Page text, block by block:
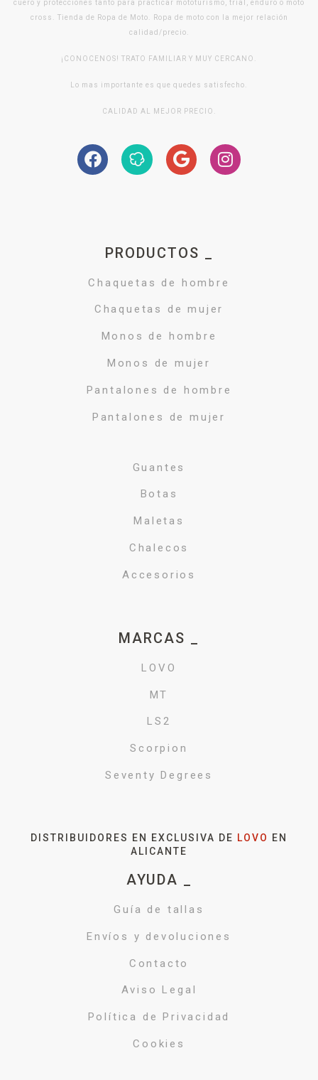
cuero y protecciones tanto para practicar mototurismo, trial, enduro o moto
cross. Tienda de Ropa de Moto. Ropa de moto con la mejor relación
calidad/precio.
¡CONOCENOS! TRATO FAMILIAR Y MUY CERCANO.
Lo mas importante es que quedes satisfecho.
CALIDAD AL MEJOR PRECIO.
PRODUCTOS _
Chaquetas de hombre
Chaquetas de mujer
Monos de hombre
Monos de mujer
Pantalones de hombre
Pantalones de mujer
Guantes
Botas
Maletas
Chalecos
Accesorios
MARCAS _
LOVO
MT
LS2
Scorpion
Seventy Degrees
DISTRIBUIDORES EN EXCLUSIVA DE LOVO
EN
ALICANTE
AYUDA _
Guía de tallas
Envíos y devoluciones
Contacto
Aviso Legal
Política de Privacidad
Cookies